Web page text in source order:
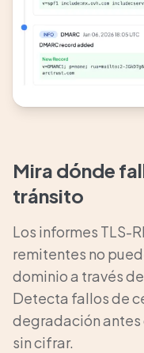
Mira dónde
tránsito
Los informes TLS-
remitentes no
dominio a través
Detecta fallos de
degradación antes
sin cifrar.